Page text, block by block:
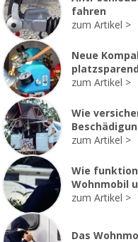
fahren
zum Artikel
Neue
zum Artikel
Wie
zum Artikel
Wie
Wohnmobil
zum Artikel
Das